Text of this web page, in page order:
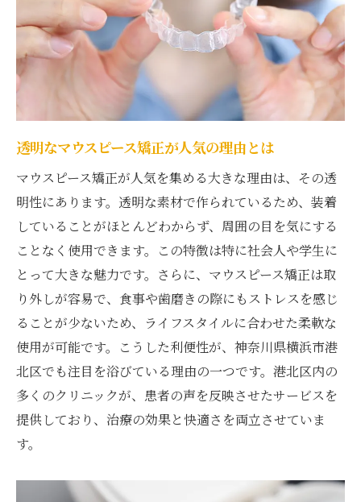
正のコストパフォーマンス
港北区でのマウスピース矯正の費用相場
選び方のポイント：予算に合った矯正プラ
コストを抑えるための賢い選択
初回相談で確認すべき費用の詳細
料金設定が透明な港北区のクリニックを探
す
初めての方必見港北区で始めるマウスピース矯
正の基本
初めての矯正に最適な理由
港北区でのマウスピース矯正の流れ
初回カウンセリングで安心のスタート
マウスピース矯正の基本知識を学ぶ
初めてでも安心のサポート体制
リット
透明なマウスピース矯正が人気の理由とは
マウスピース矯正が人気を集める大きな理由は、その透
明性にあります。透明な素材で作られているため、装着
していることがほとんどわからず、周囲の目を気にする
ことなく使用できます。この特徴は特に社会人や学生に
とって大きな魅力です。さらに、マウスピース矯正は取
り外しが容易で、食事や歯磨きの際にもストレスを感じ
ることが少ないため、ライフスタイルに合わせた柔軟な
使用が可能です。こうした利便性が、神奈川県横浜市港
北区でも注目を浴びている理由の一つです。港北区内の
多くのクリニックが、患者の声を反映させたサービスを
提供しており、治療の効果と快適さを両立させていま
す。